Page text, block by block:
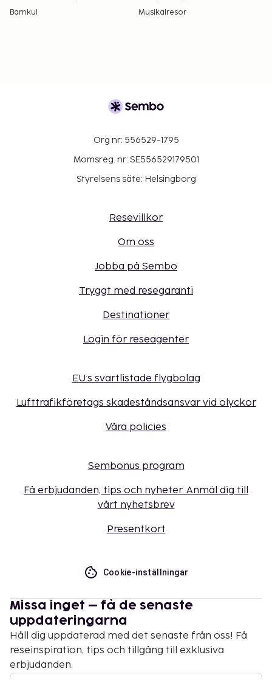
Barnkul
Musikalresor
Org nr: 556529-1795
Momsreg. nr: SE556529179501
Styrelsens säte: Helsingborg
Resevillkor
Om oss
Jobba på Sembo
Tryggt med resegaranti
Destinationer
Login för reseagenter
EU:s svartlistade flygbolag
Lufttrafikföretags skadeståndsansvar vid olyckor
Våra policies
Sembonus program
Få erbjudanden, tips och nyheter. Anmäl dig till
vårt nyhetsbrev
Presentkort
Cookie-inställningar
Missa inget – få de senaste
uppdateringarna
Håll dig uppdaterad med det senaste från oss! Få
reseinspiration, tips och tillgång till exklusiva
erbjudanden.